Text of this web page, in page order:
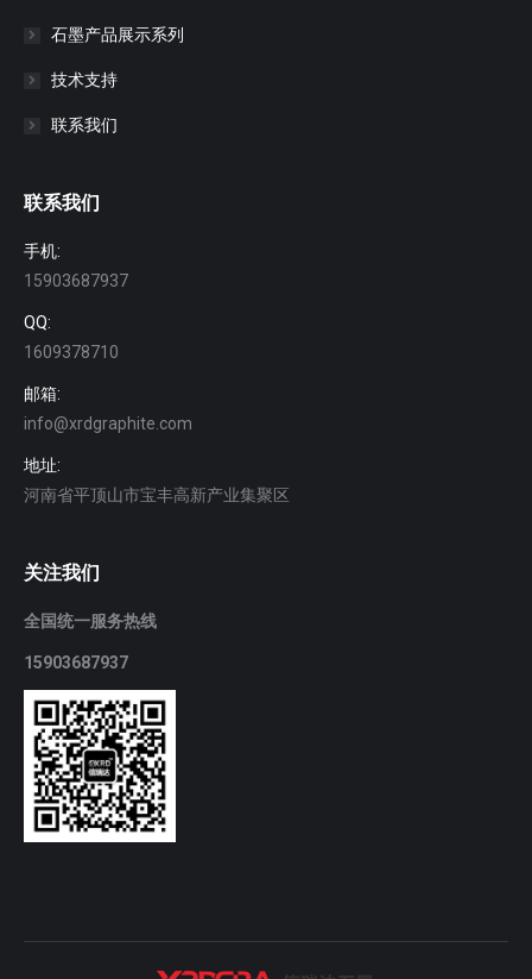
石墨产品展示系列
技术支持
联系我们
联系我们
手机:
15903687937
QQ:
1609378710
邮箱:
info@xrdgraphite.com
地址:
河南省平顶山市宝丰高新产业集聚区
关注我们
全国统一服务热线
15903687937